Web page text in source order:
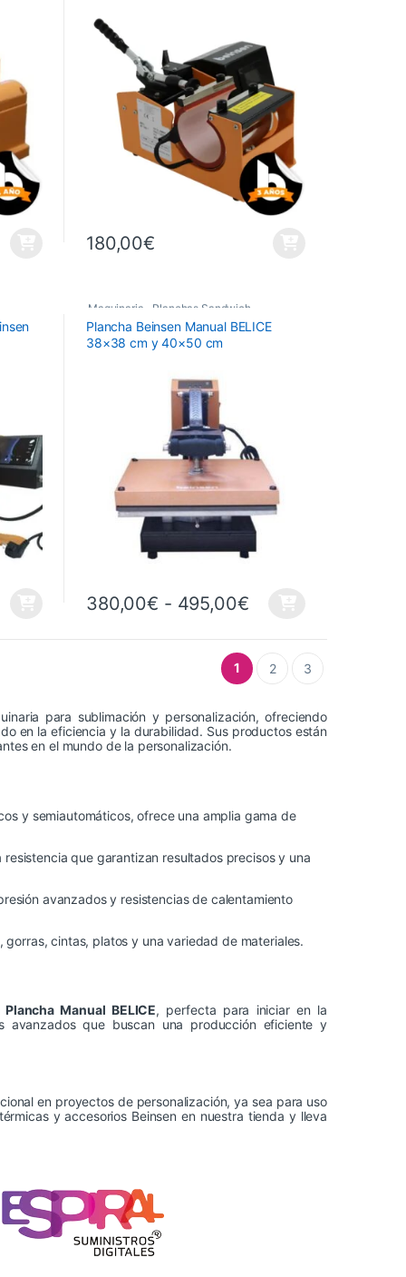
180,00€
Maquinaria Planchas Sandwich
Planchas Térmicas
Plancha Beinsen Manual BELICE
38×38 cm y 40×50 cm
380,00€ - 495,00€Rango de
Este producto tiene múltiples variantes. Las opciones
1 2 3
para sublimación y personalización, ofreciendo
en la eficiencia y la durabilidad. Sus productos están
en el mundo de la personalización.
y semiautomáticos, ofrece una amplia gama de
que garantizan resultados precisos y una
avanzados y resistencias de calentamiento
cintas, platos y una variedad de materiales.
Plancha Manual BELICE, perfecta para iniciar en la
avanzados que buscan una producción eficiente y
en proyectos de personalización, ya sea para uso
y accesorios Beinsen en nuestra tienda y lleva